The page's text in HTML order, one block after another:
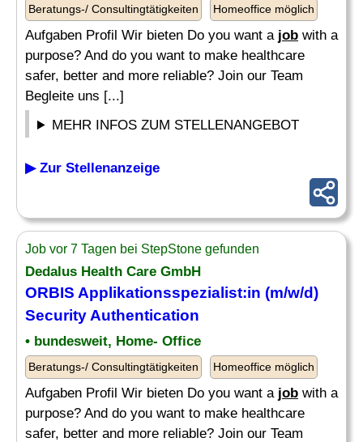
Beratungs-/ Consultingtätigkeiten Homeoffice möglich
Aufgaben Profil Wir bieten Do you want a job with a
purpose? And do you want to make healthcare
safer, better and more reliable? Join our Team
Begleite uns [...]
MEHR INFOS ZUM STELLENANGEBOT
▶ Zur Stellenanzeige
Job vor 7 Tagen bei StepStone gefunden
Dedalus Health Care GmbH
ORBIS Applikationsspezialist:in (m/w/d)
Security Authentication
• bundesweit, Home- Office
Beratungs-/ Consultingtätigkeiten Homeoffice möglich
Aufgaben Profil Wir bieten Do you want a job with a
purpose? And do you want to make healthcare
safer, better and more reliable? Join our Team